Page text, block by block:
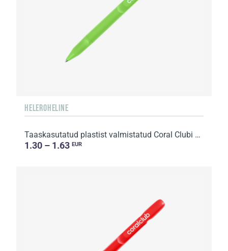
HELEROHELINE
Taaskasutatud plastist valmistatud Coral Clubi pastapliiats
1.30 – 1.63 EUR